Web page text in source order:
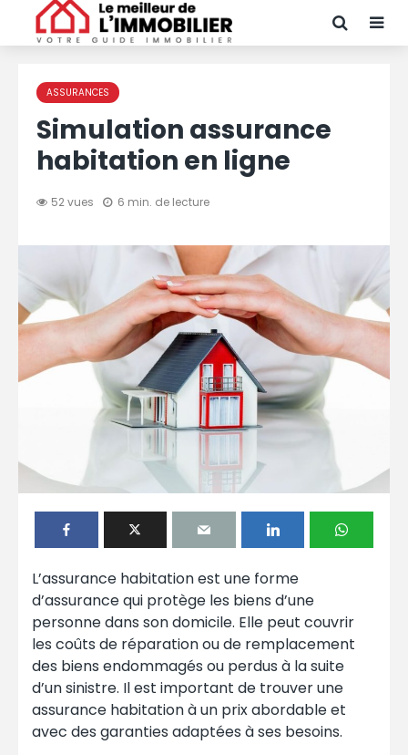
ASSURANCES
Simulation assurance
habitation en ligne
52 vues 6 min. de lecture
L’assurance habitation est une forme
d’assurance qui protège les biens d’une
personne dans son domicile. Elle peut couvrir
les coûts de réparation ou de remplacement
des biens endommagés ou perdus à la suite
d’un sinistre. Il est important de trouver une
assurance habitation à un prix abordable et
avec des garanties adaptées à ses besoins.